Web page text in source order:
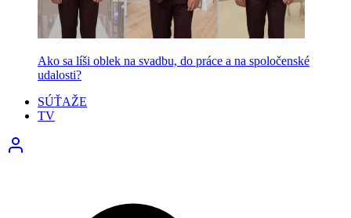
Ako sa líši oblek na svadbu, do práce a na spoločenské
udalosti?
SÚŤAŽE
TV